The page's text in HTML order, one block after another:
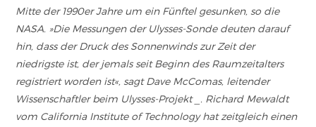
Mitte der 1990er Jahre um ein Fünftel gesunken, so die
NASA. »Die Messungen der Ulysses-Sonde deuten darauf
hin, dass der Druck des Sonnenwinds zur Zeit der
niedrigste ist, der jemals seit Beginn des Raumzeitalters
registriert worden ist«, sagt Dave McComas, leitender
Wissenschaftler beim Ulysses-Projekt _. Richard Mewaldt
vom California Institute of Technology hat zeitgleich einen